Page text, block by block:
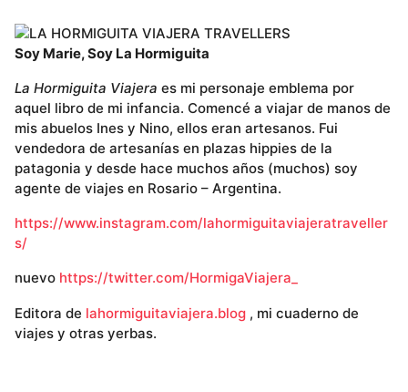
Soy Marie, Soy La Hormiguita
La Hormiguita Viajera es mi personaje emblema por
aquel libro de mi infancia. Comencé a viajar de manos de
mis abuelos Ines y Nino, ellos eran artesanos. Fui
vendedora de artesanías en plazas hippies de la
patagonia y desde hace muchos años (muchos) soy
agente de viajes en Rosario – Argentina.
https://www.instagram.com/lahormiguitaviajeratraveller
s/
nuevo https://twitter.com/HormigaViajera_
Editora de lahormiguitaviajera.blog , mi cuaderno de
viajes y otras yerbas.